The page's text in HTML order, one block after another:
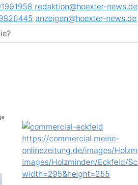
redaktion@hoexter-news.de
anzeigen@hoexter-news.de